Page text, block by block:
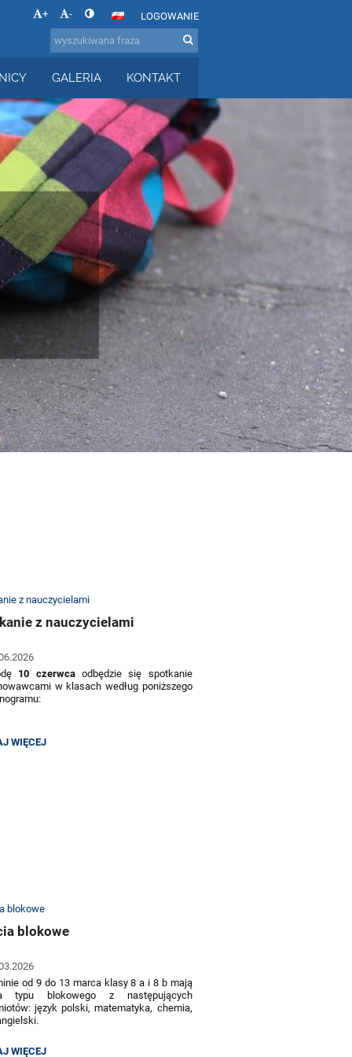
+ - LOGOWANIE
GALERIA KONTAKT
z nauczycielami
10 czerwca odbędzie się spotkanie
w klasach według poniższego
spotkanie z wychowawcami w klasach;
WIĘCEJ
blokowe
od 9 do 13 marca klasy 8 a i 8 b mają
typu blokowego z następujących
język polski, matematyka, chemia,
blokowe mają na celu przygotowanie
WIĘCEJ